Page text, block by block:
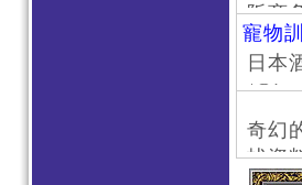
阪商
京风
上门
#日
寵物
日本
/
京旅
东京
心斋
奇幻
找資